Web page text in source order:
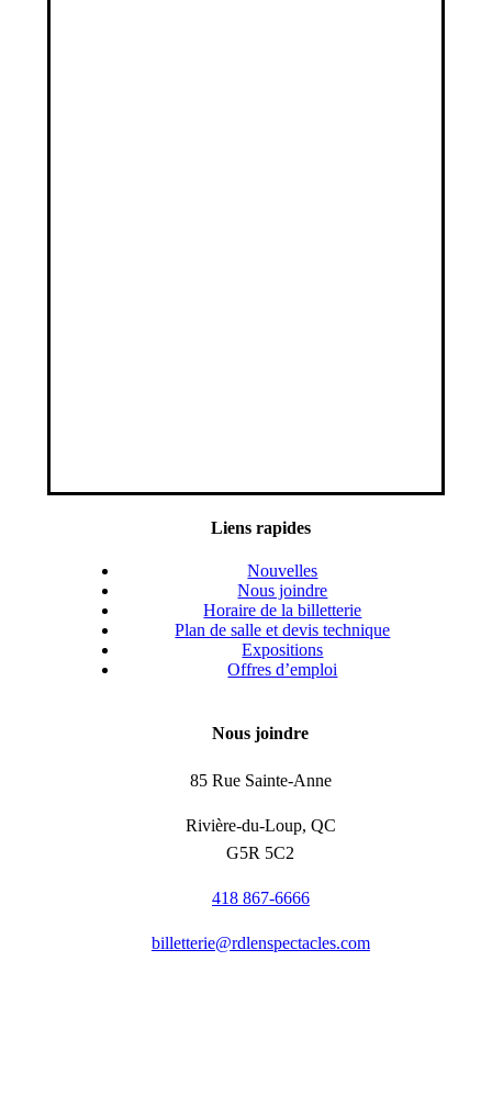
Liens rapides
Nouvelles
Nous joindre
Horaire de la billetterie
Plan de salle et devis technique
Expositions
Offres d’emploi
Nous joindre
85 Rue Sainte-Anne
Rivière-du-Loup, QC
G5R 5C2
418 867-6666
billetterie@rdlenspectacles.com